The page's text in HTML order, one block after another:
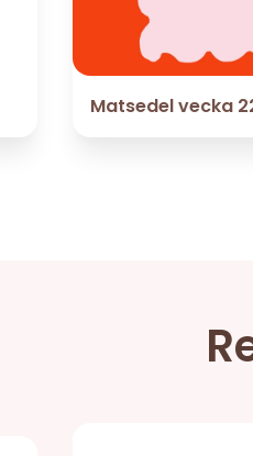
Matsedel vecka